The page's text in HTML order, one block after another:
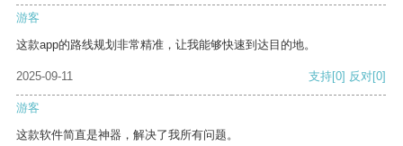
游客
这款app的路线规划非常精准，让我能够快速到达目的地。
2025-09-11 支持[0] 反对[0]
游客
这款软件简直是神器，解决了我所有问题。